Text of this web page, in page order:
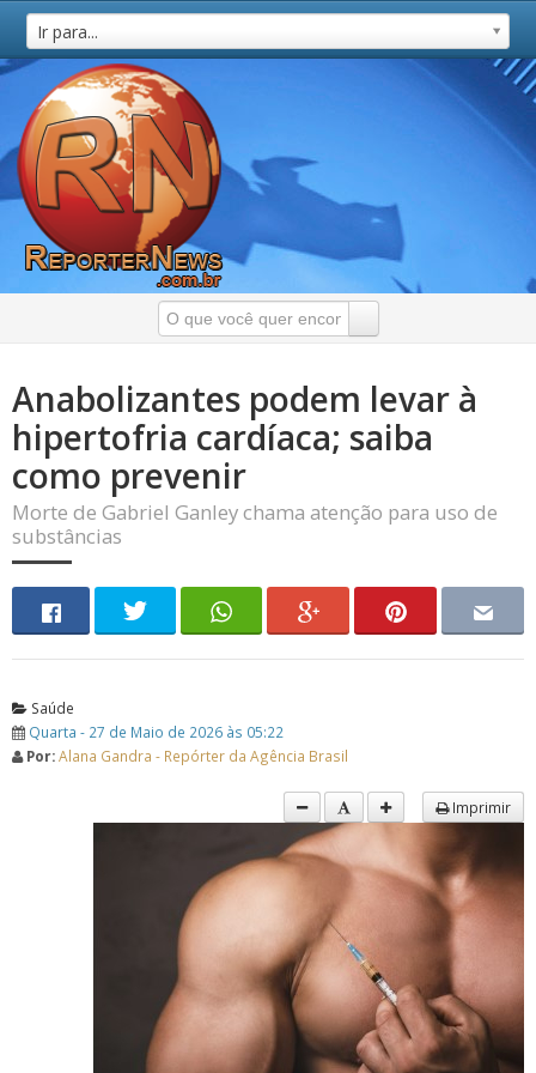
Ir para...
Anabolizantes podem levar à
hipertofria cardíaca; saiba
como prevenir
Morte de Gabriel Ganley chama atenção para uso de
substâncias
Saúde
Quarta - 27 de Maio de 2026 às 05:22
Por:Alana Gandra - Repórter da Agência Brasil
Imprimir